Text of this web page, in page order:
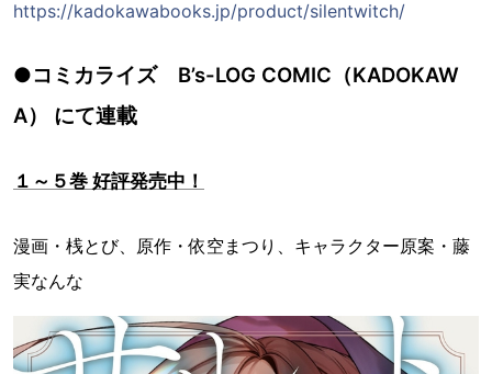
https://kadokawabooks.jp/product/silentwitch/
●コミカライズ B’s-LOG COMIC（KADOKAW
A） にて連載
１～５巻 好評発売中！
漫画・桟とび、原作・依空まつり、キャラクター原案・藤
実なんな